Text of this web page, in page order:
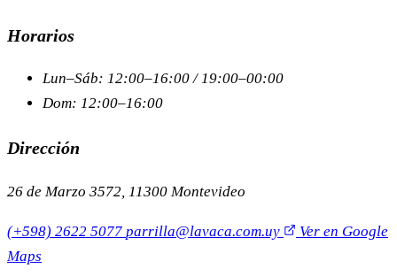
Horarios
Lun–Sáb: 12:00–16:00 / 19:00–00:00
Dom: 12:00–16:00
Dirección
26 de Marzo 3572, 11300 Montevideo
(+598) 2622 5077 parrilla@lavaca.com.uy
Ver en Google
Maps